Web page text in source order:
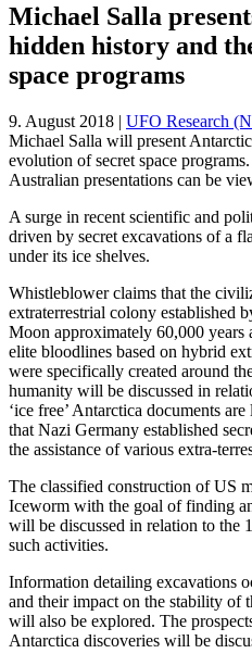
Michael Salla
hidden history and
space programs
9. August 2018 | UFO Research
Michael Salla will present
evolution of secret space
Australian presentations can be
A surge in recent scientific and
driven by secret excavations of a
under its ice shelves.
Whistleblower claims that the
extraterrestrial colony established
Moon approximately 60,000
elite bloodlines based on hybrid
were specifically created around
humanity will be discussed in
‘ice free’ Antarctica documents
that Nazi Germany established
the assistance of various extra-
The classified construction of US
Iceworm with the goal of finding
will be discussed in relation to the
such activities.
Information detailing excavations
and their impact on the stability of
will also be explored. The
Antarctica discoveries will be